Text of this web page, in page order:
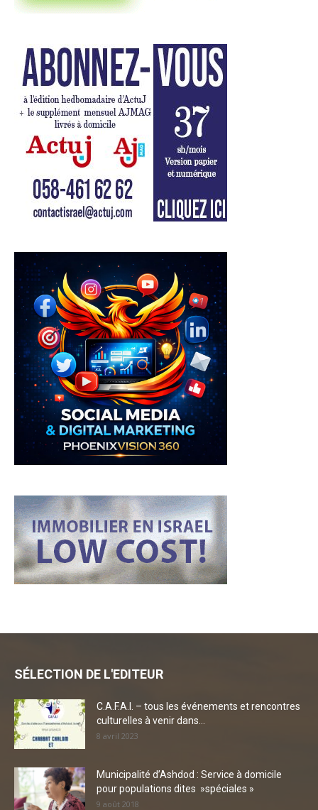
SÉLECTION DE L'EDITEUR
C.A.F.A.I. – tous les événements et rencontres
culturelles à venir dans...
8 avril 2023
Municipalité d’Ashdod : Service à domicile
pour populations dites »spéciales »
9 août 2018